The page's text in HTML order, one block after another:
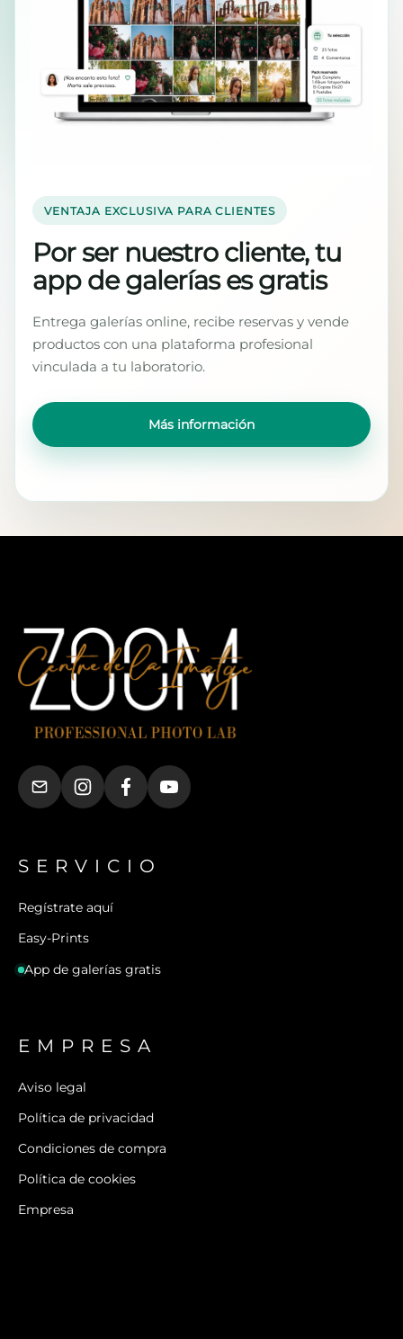
VENTAJA EXCLUSIVA PARA CLIENTES
Por ser nuestro cliente, tu
app de galerías es gratis
Entrega galerías online, recibe reservas y vende
productos con una plataforma profesional
vinculada a tu laboratorio.
Más información
SERVICIO
Regístrate aquí
Easy-Prints
App de galerías gratis
EMPRESA
Aviso legal
Política de privacidad
Condiciones de compra
Política de cookies
Empresa